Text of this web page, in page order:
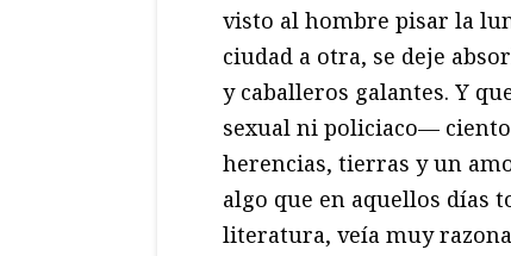
visto al hombre pisar la
ciudad a otra, se deje
y caballeros galantes. Y
sexual ni policiaco—
herencias, tierras y un
algo que en aquellos días
literatura, veía muy